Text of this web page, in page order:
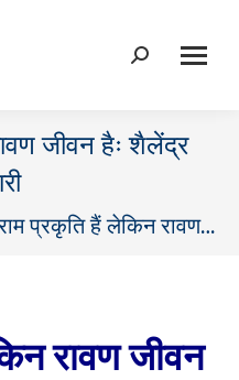
Search:
जीवन हैः शैलेंद्र
प्रकृति हैं लेकिन रावण…
रावण जीवन